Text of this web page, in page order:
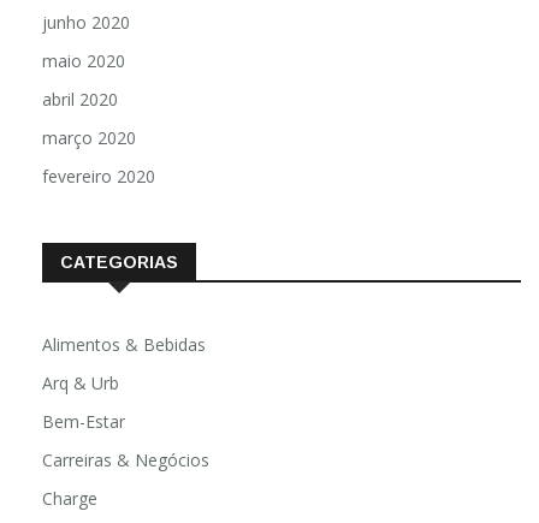
junho 2020
maio 2020
abril 2020
março 2020
fevereiro 2020
CATEGORIAS
Alimentos & Bebidas
Arq & Urb
Bem-Estar
Carreiras & Negócios
Charge